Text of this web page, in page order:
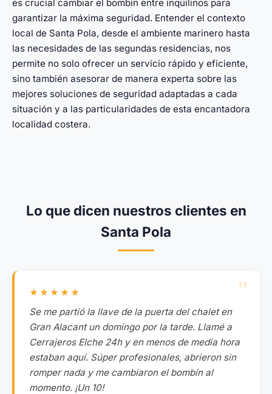
es crucial cambiar el bombín entre inquilinos para
garantizar la máxima seguridad. Entender el contexto
local de Santa Pola, desde el ambiente marinero hasta
las necesidades de las segundas residencias, nos
permite no solo ofrecer un servicio rápido y eficiente,
sino también asesorar de manera experta sobre las
mejores soluciones de seguridad adaptadas a cada
situación y a las particularidades de esta encantadora
localidad costera.
Lo que dicen nuestros clientes en
Santa Pola
★★★★★
Se me partió la llave de la puerta del chalet en
Gran Alacant un domingo por la tarde. Llamé a
Cerrajeros Elche 24h y en menos de media hora
estaban aquí. Súper profesionales, abrieron sin
romper nada y me cambiaron el bombín al
momento. ¡Un 10!